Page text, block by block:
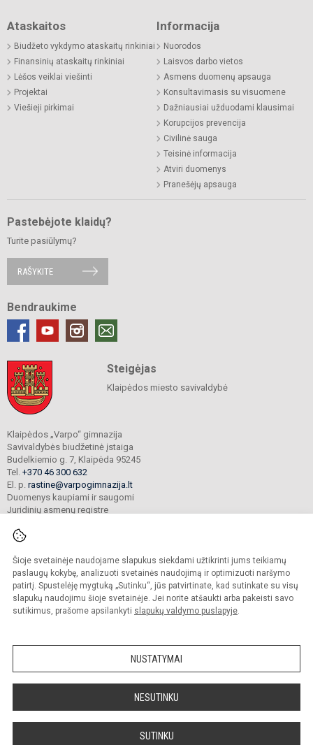
Šioje svetainėje naudojame slapukus siekdami užtikrinti jums teikiamų
paslaugų kokybę, analizuoti svetainės naudojimą ir optimizuoti naršymo
patirtį. Spustelėję mygtuką „Sutinku“, jūs patvirtinate, kad sutinkate su visų
slapukų naudojimu šioje svetainėje. Jei norite atšaukti arba pakeisti savo
sutikimus, prašome apsilankyti slapukų valdymo puslapyje.
NUSTATYMAI
NESUTINKU
SUTINKU
Ataskaitos
Biudžeto vykdymo ataskaitų rinkiniai
Finansinių ataskaitų rinkiniai
Lėšos veiklai viešinti
Projektai
Viešieji pirkimai
Informacija
Nuorodos
Laisvos darbo vietos
Asmens duomenų apsauga
Konsultavimasis su visuomene
Dažniausiai užduodami klausimai
Korupcijos prevencija
Civilinė sauga
Teisinė informacija
Atviri duomenys
Pranešėjų apsauga
Pastebėjote klaidų?
Turite pasiūlymų?
RAŠYKITE
Bendraukime
Steigėjas
Klaipėdos miesto savivaldybė
Klaipėdos „Varpo“ gimnazija
Savivaldybės biudžetinė įstaiga
Budelkiemio g. 7, Klaipėda 95245
Tel. +370 46 300 632
El. p. rastine@varpogimnazija.lt
Duomenys kaupiami ir saugomi
Juridinių asmenų registre
© 2025. Klaipėdos „Varpo“ gimnazija. Visos teisės saugomos.
Kopijuoti turinį be raštiško įstaigos administracijos sutikimo griežtai draudžiama.
Prieinamumo paraiška Slapukų valdymas